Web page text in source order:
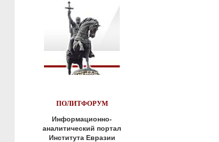
ПОЛИТФОРУМ
Информационно-
аналитический портал
Института Евразии